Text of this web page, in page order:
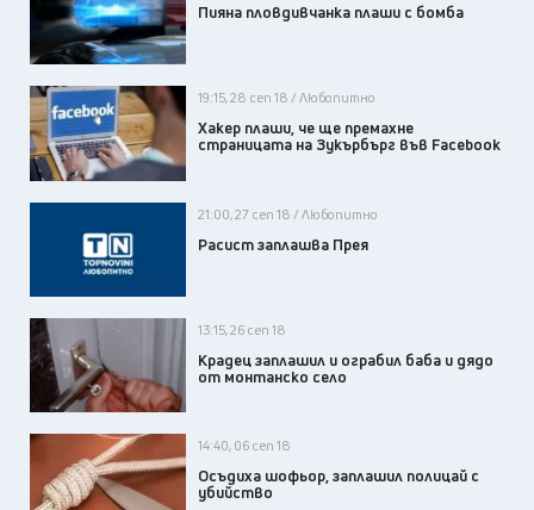
Пияна пловдивчанка плаши с бомба
19:15, 28 сеп 18 / Любопитно
Хакер плаши, че ще премахне
страницата на Зукърбърг във Facebook
21:00, 27 сеп 18 / Любопитно
Расист заплашва Прея
13:15, 26 сеп 18
Крадец заплашил и ограбил баба и дядо
от монтанско село
14:40, 06 сеп 18
Осъдиха шофьор, заплашил полицай с
убийство